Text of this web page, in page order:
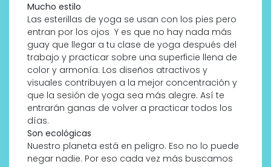
Mucho estilo
Las esterillas de yoga se usan con los pies pero
entran por los ojos Y es que no hay nada más
guay que llegar a tu clase de yoga después del
trabajo y practicar sobre una superficie llena de
color y armonía. Los diseños atractivos y
visuales contribuyen a la mejor concentración y
que la sesión de yoga sea más alegre. Así te
entrarán ganas de volver a practicar todos los
días.
Son ecológicas
Nuestro planeta está en peligro. Eso no lo puede
negar nadie. Por eso cada vez más buscamos